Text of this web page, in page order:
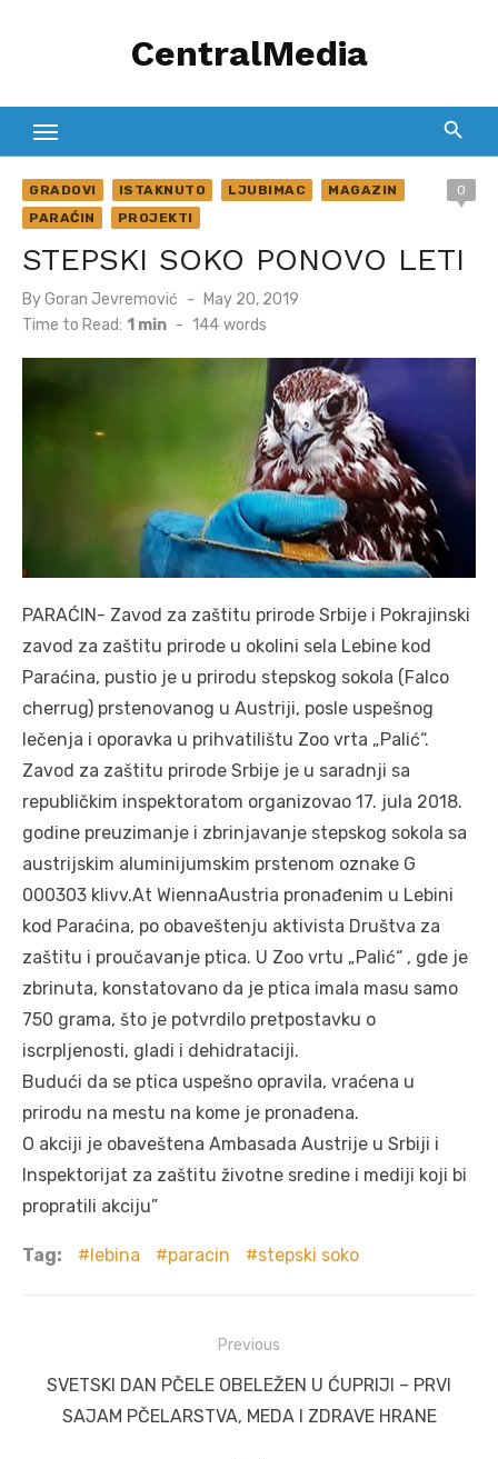
CentralMedia
GRADOVI ISTAKNUTO LJUBIMAC
MAGAZIN
PARAĆIN
PROJEKTI
0
STEPSKI SOKO PONOVO LETI
ByGoran Jevremović
Posted
on
May 20, 2019
Time to Read: 1 min - 144 words
PARAĆIN- Zavod za zaštitu prirode Srbije i Pokrajinski
zavod za zaštitu prirode u okolini sela Lebine kod
Paraćina, pustio je u prirodu stepskog sokola (Falco
cherrug) prstenovanog u Austriji, posle uspešnog
lečenja i oporavka u prihvatilištu Zoo vrta „Palić“.
Zavod za zaštitu prirode Srbije je u saradnji sa
republičkim inspektoratom organizovao 17. jula 2018.
godine preuzimanje i zbrinjavanje stepskog sokola sa
austrijskim aluminijumskim prstenom oznake G
000303 klivv.At WiennaAustria pronađenim u Lebini
kod Paraćina, po obaveštenju aktivista Društva za
zaštitu i proučavanje ptica. U Zoo vrtu „Palić“ , gde je
zbrinuta, konstatovano da je ptica imala masu samo
750 grama, što je potvrdilo pretpostavku o
iscrpljenosti, gladi i dehidrataciji.
Budući da se ptica uspešno opravila, vraćena u
prirodu na mestu na kome je pronađena.
O akciji je obaveštena Ambasada Austrije u Srbiji i
Inspektorijat za zaštitu životne sredine i mediji koji bi
propratili akciju”
Tag: lebina paracin stepski soko
navigation
Previous
Previous
post:
SVETSKI DAN PČELE OBELEŽEN U ĆUPRIJI – PRVI
SAJAM PČELARSTVA, MEDA I ZDRAVE HRANE